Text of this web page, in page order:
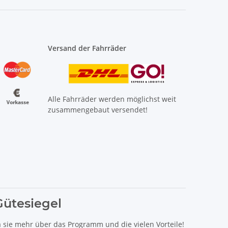
Versand der Fahrräder
Alle Fahrräder werden möglichst weit
zusammengebaut versendet!
sie mehr über das Programm und die vielen Vorteile!